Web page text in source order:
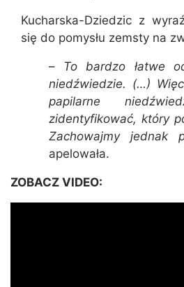
Kucharska-Dziedzic z
się do pomysłu zemsty na
– To bardzo łatwe
niedźwiedzie. (…)
papilarne
zidentyfikować, który
Zachowajmy jednak
apelowała.
ZOBACZ VIDEO: